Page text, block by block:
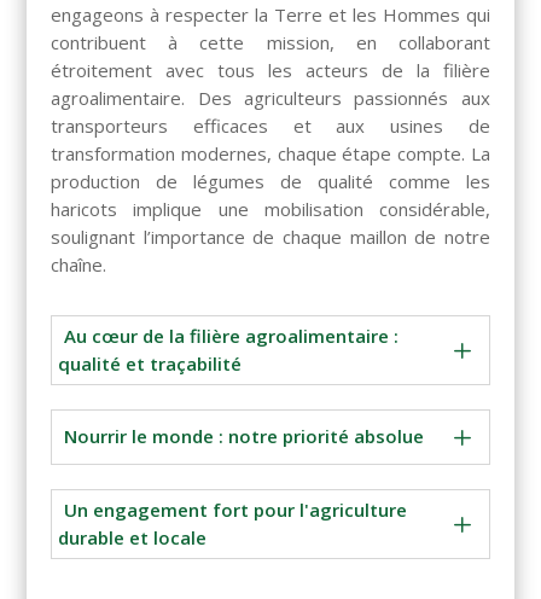
engageons à respecter la Terre et les Hommes qui
contribuent à cette mission, en collaborant
étroitement avec tous les acteurs de la filière
agroalimentaire. Des agriculteurs passionnés aux
transporteurs efficaces et aux usines de
transformation modernes, chaque étape compte. La
production de légumes de qualité comme les
haricots implique une mobilisation considérable,
soulignant l’importance de chaque maillon de notre
chaîne.
Au cœur de la filière agroalimentaire :
qualité et traçabilité
L
Notre engagement va au-delà de la simple
production. Nous nous efforçons de soutenir
l’agriculture locale et de valoriser le travail des
agriculteurs du Sud-Ouest. Nous croyons en une
agriculture durable, respectueuse de
l’environnement et des Hommes. Nous utilisons des
pratiques agricoles responsables pour minimiser
notre impact sur la planète, tout en garantissant des
Nourrir le monde : notre priorité absolue L
Notre priorité est de nourrir le monde de manière
responsable, en utilisant les meilleures pratiques
agricoles et les technologies les plus avancées.
Nous sommes conscients des défis de l’agriculture
Un engagement fort pour l'agriculture
durable et locale
L